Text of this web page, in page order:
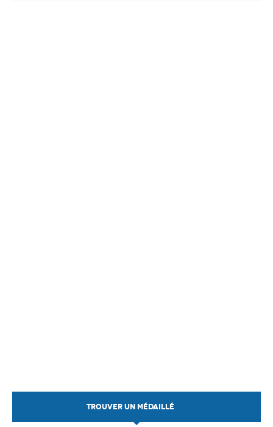
TROUVER UN MÉDAILLÉ